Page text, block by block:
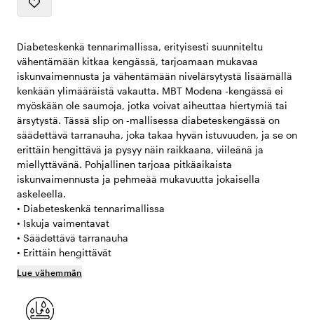
Diabeteskenkä tennarimallissa, erityisesti suunniteltu
vähentämään kitkaa kengässä, tarjoamaan mukavaa
iskunvaimennusta ja vähentämään nivelärsytystä lisäämällä
kenkään ylimääräistä vakautta. MBT Modena -kengässä ei
myöskään ole saumoja, jotka voivat aiheuttaa hiertymiä tai
ärsytystä. Tässä slip on -mallisessa diabeteskengässä on
säädettävä tarranauha, joka takaa hyvän istuvuuden, ja se on
erittäin hengittävä ja pysyy näin raikkaana, viileänä ja
miellyttävänä. Pohjallinen tarjoaa pitkäaikaista
iskunvaimennusta ja pehmeää mukavuutta jokaisella
askeleella.
• Diabeteskenkä tennarimallissa
• Iskuja vaimentavat
• Säädettävä tarranauha
• Erittäin hengittävät
Lue vähemmän